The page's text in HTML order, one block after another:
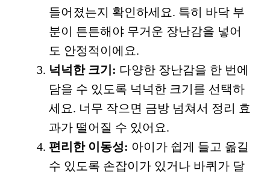
들어졌는지 확인하세요. 특히 바닥 부
분이 튼튼해야 무거운 장난감을 넣어
도 안정적이에요.
넉넉한 크기: 다양한 장난감을 한 번에
담을 수 있도록 넉넉한 크기를 선택하
세요. 너무 작으면 금방 넘쳐서 정리 효
과가 떨어질 수 있어요.
편리한 이동성: 아이가 쉽게 들고 옮길
수 있도록 손잡이가 있거나 바퀴가 달